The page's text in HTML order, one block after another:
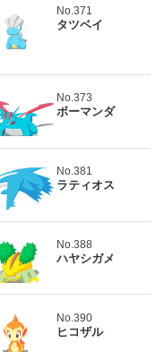
No.371
タツベイ
No.373
ボーマンダ
No.381
ラティオス
No.388
ハヤシガメ
No.390
ヒコザル